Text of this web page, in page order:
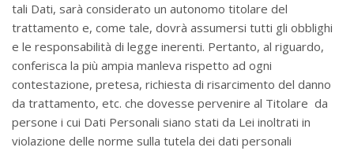
tali Dati, sarà considerato un autonomo titolare del
trattamento e, come tale, dovrà assumersi tutti gli obblighi
e le responsabilità di legge inerenti. Pertanto, al riguardo,
conferisca la più ampia manleva rispetto ad ogni
contestazione, pretesa, richiesta di risarcimento del danno
da trattamento, etc. che dovesse pervenire al Titolare da
persone i cui Dati Personali siano stati da Lei inoltrati in
violazione delle norme sulla tutela dei dati personali